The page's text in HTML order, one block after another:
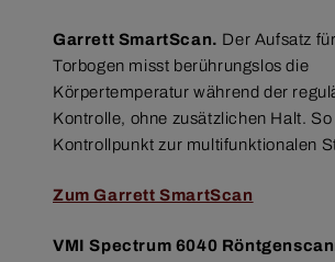
Garrett SmartScan. Der Aufsatz
Torbogen misst berührungslos die
Körpertemperatur während der
Kontrolle, ohne zusätzlichen Halt.
Kontrollpunkt zur multifunktionalen
Zum Garrett SmartScan
VMI Spectrum 6040